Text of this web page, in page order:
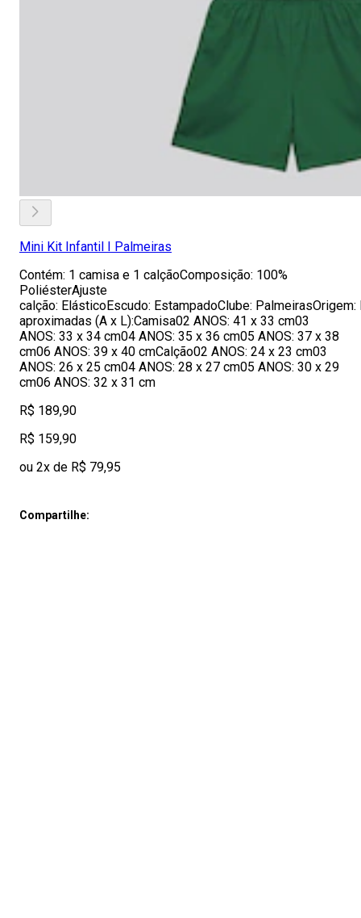
Mini Kit Infantil I Palmeiras
Contém: 1 camisa e 1 calçãoComposição: 100%
PoliésterAjuste
calção: ElásticoEscudo: EstampadoClube:
aproximadas (A x L):Camisa02 ANOS: 41 x 33 cm03
ANOS: 33 x 34 cm04 ANOS: 35 x 36 cm05 ANOS: 37 x 38
cm06 ANOS: 39 x 40 cmCalção02 ANOS: 24 x 23 cm03
ANOS: 26 x 25 cm04 ANOS: 28 x 27 cm05 ANOS: 30 x 29
cm06 ANOS: 32 x 31 cm
R$ 189,90
R$ 159,90
ou 2x de R$ 79,95
Compartilhe: